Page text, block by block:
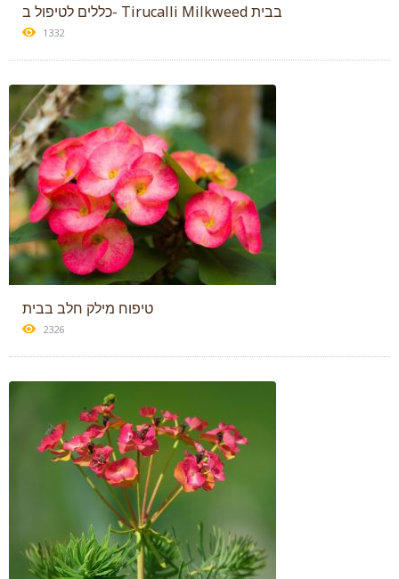
כללים לטיפול ב- Tirucalli Milkweed בבית
1332
טיפוח מילק חלב בבית
2326